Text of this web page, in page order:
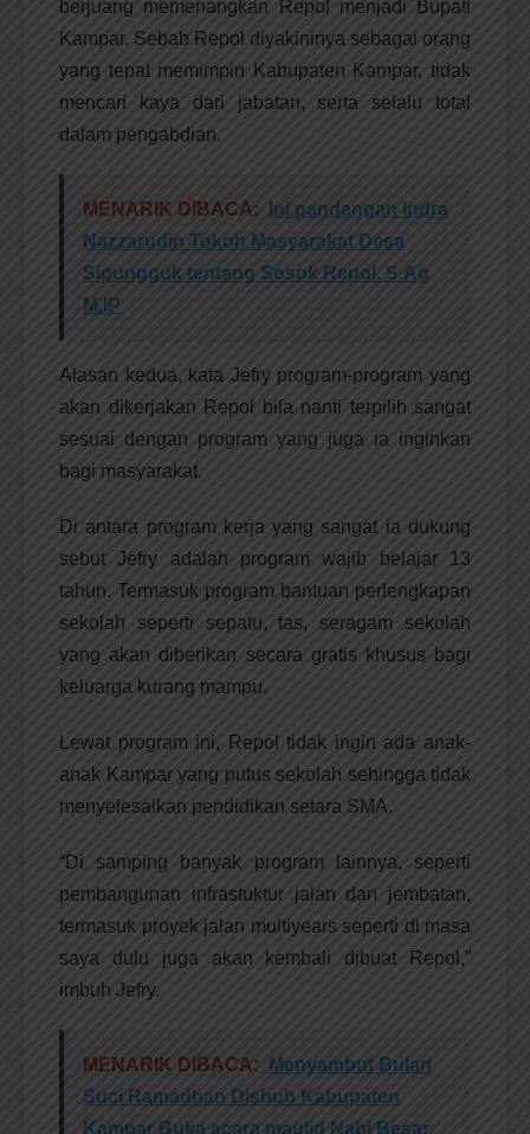
berjuang memenangkan Repol menjadi Bupati
Kampar. Sebab Repol diyakininya sebagai orang
yang tepat memimpin Kabupaten Kampar, tidak
mencari kaya dari jabatan, serta selalu total
dalam pengabdian.
MENARIK DIBACA:
Ini pandangan Indra
Nazzarudin Tokoh Masyarakat Desa
Sipungguk tentang Sosok Repol. S.Ag
M.IP
Alasan kedua, kata Jefry program-program yang
akan dikerjakan Repol bila nanti terpilih sangat
sesuai dengan program yang juga ia inginkan
bagi masyarakat.
Di antara program kerja yang sangat ia dukung
sebut Jefry adalah program wajib belajar 13
tahun. Termasuk program bantuan perlengkapan
sekolah seperti sepatu, tas, seragam sekolah
yang akan diberikan secara gratis khusus bagi
keluarga kurang mampu.
Lewat program ini, Repol tidak ingin ada anak-
anak Kampar yang putus sekolah sehingga tidak
menyelesaikan pendidikan setara SMA.
“Di samping banyak program lainnya, seperti
pembangunan infrastuktur jalan dan jembatan,
termasuk proyek jalan multiyears seperti di masa
saya dulu juga akan kembali dibuat Repol,”
imbuh Jefry.
MENARIK DIBACA:
Menyambut Bulan
Suci Ramadhan Dishub Kabupaten
Kampar Buka acara maulid Nabi Besar